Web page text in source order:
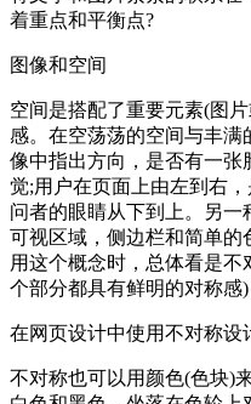
着重点和平衡点?
图像和空间
空间是搭配了重要元素(图
感。在空荡荡的空间与丰满
像中指出方向，是否有一张
觉;用户在页面上由左到右
问者的眼睛从下到上。另
可视区域，侧边栏和简单
用这个概念时，总体看是
个部分都具有鲜明的对称感)
在网页设计中使用不对称设
不对称也可以用颜色(色块